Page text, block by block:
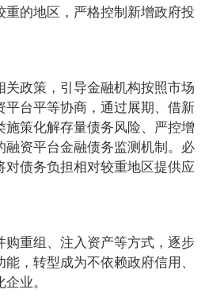
的地区，严格控制新增政府投
政策，引导金融机构按照市场
台平等协商，通过展期、借新
策化解存量债务风险、严控增
资平台金融债务监测机制。必
债务负担相对较重地区提供应
购重组、注入资产等方式，逐步
，转型成为不依赖政府信用、
业。